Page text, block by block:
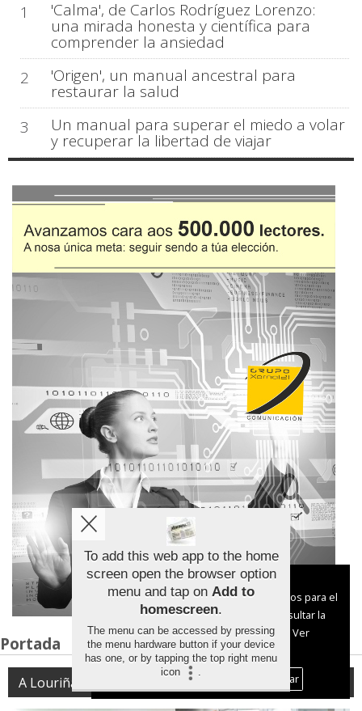
1 'Calma', de Carlos Rodríguez Lorenzo:
una mirada honesta y científica para
comprender la ansiedad
2
'Origen', un manual ancestral para
restaurar la salud
3
Un manual para superar el miedo a volar
y recuperar la libertad de viajar
Portada
A Louriña
Aviso sobre el Uso de cookies:
Utilizamos cookies nuestras y de terceros para el
funcionamiento del digital. Puedes consultar la
lista de cookies y como desconectarlas.
Ver
nuestra Política de Privacidad y Cookies
Aceptar Cookies
Personalizar
To add this web app to the home
screen open the browser option
menu and tap on Add to
homescreen.
The menu can be accessed by pressing
the menu hardware button if your device
has one, or by tapping the top right menu
icon
.